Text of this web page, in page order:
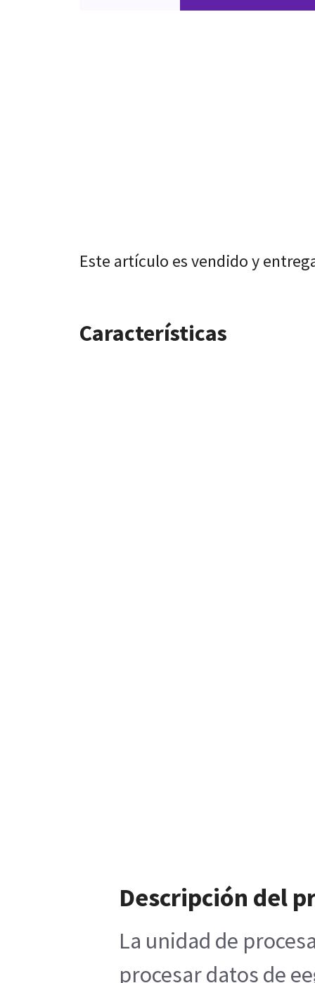
Este artículo es vendido y
Características
Descripción del
La unidad de
procesar datos de